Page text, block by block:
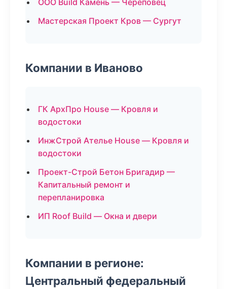
ООО Build Камень — Череповец
Мастерская Проект Кров — Сургут
Компании в Иваново
ГК АрхПро House — Кровля и
водостоки
ИнжСтрой Ателье House — Кровля и
водостоки
Проект-Строй Бетон Бригадир —
Капитальный ремонт и
перепланировка
ИП Roof Build — Окна и двери
Компании в регионе:
Центральный федеральный